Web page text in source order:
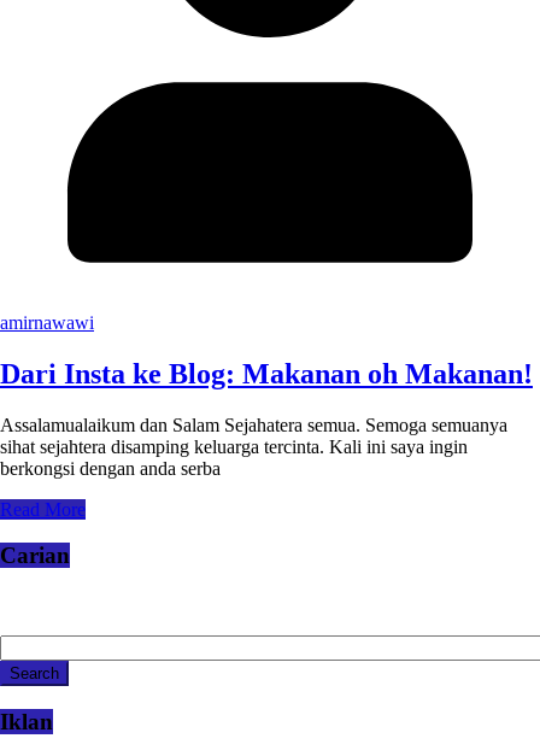
amirnawawi
Dari Insta ke Blog: Makanan oh Makanan!
Assalamualaikum dan Salam Sejahatera semua. Semoga semuanya
sihat sejahtera disamping keluarga tercinta. Kali ini saya ingin
berkongsi dengan anda serba
Read More
Carian
Iklan